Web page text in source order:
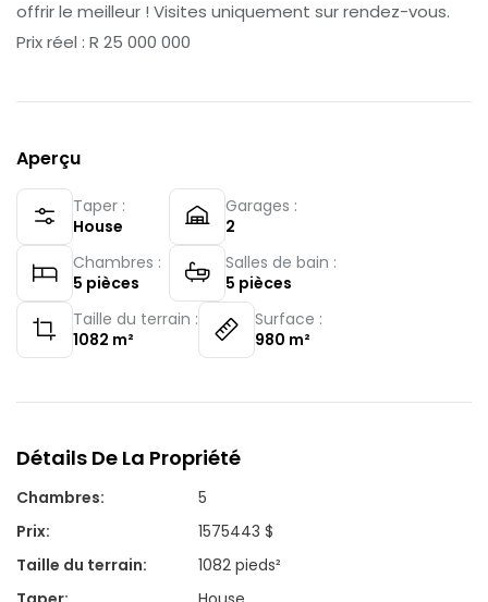
offrir le meilleur ! Visites uniquement sur rendez-vous.
Prix réel : R 25 000 000
Aperçu
Taper :
House
Garages :
2
Chambres :
5 pièces
Salles de bain :
5 pièces
Taille du terrain :
1082 m²
Surface :
980 m²
Détails De La Propriété
Chambres:
5
Prix:
1575443 $
Taille du terrain:
1082 pieds²